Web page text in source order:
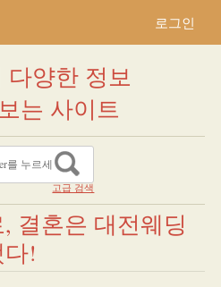
로그인
다양한 정보
는 사이트
고급 검색
결혼은 대전웨딩
!